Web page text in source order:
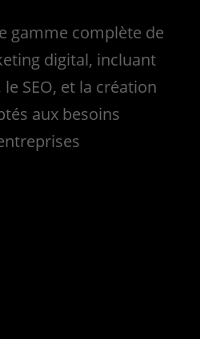
gamme complète de
digital, incluant
SEO, et la création
aux besoins